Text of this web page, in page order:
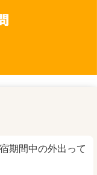
期間中の外出って